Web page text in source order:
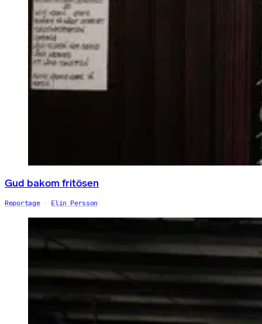
Gud bakom fritösen
Reportage Elin Persson